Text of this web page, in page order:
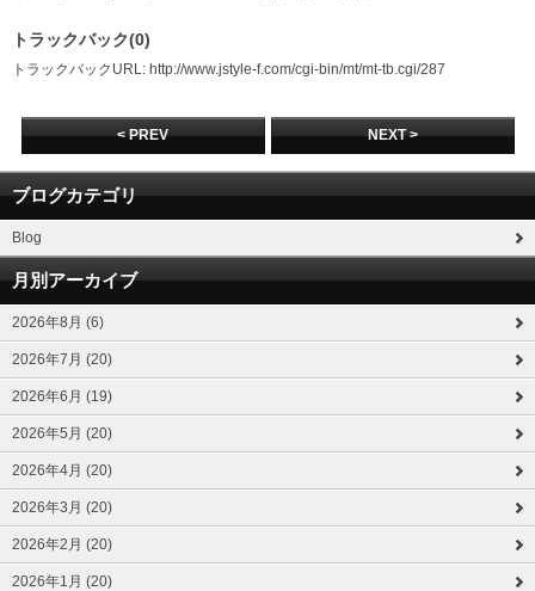
トラックバック(0)
トラックバックURL: http://www.jstyle-f.com/cgi-bin/mt/mt-tb.cgi/287
< PREV NEXT >
ブログカテゴリ
Blog
月別アーカイブ
2026年8月 (6)
2026年7月 (20)
2026年6月 (19)
2026年5月 (20)
2026年4月 (20)
2026年3月 (20)
2026年2月 (20)
2026年1月 (20)